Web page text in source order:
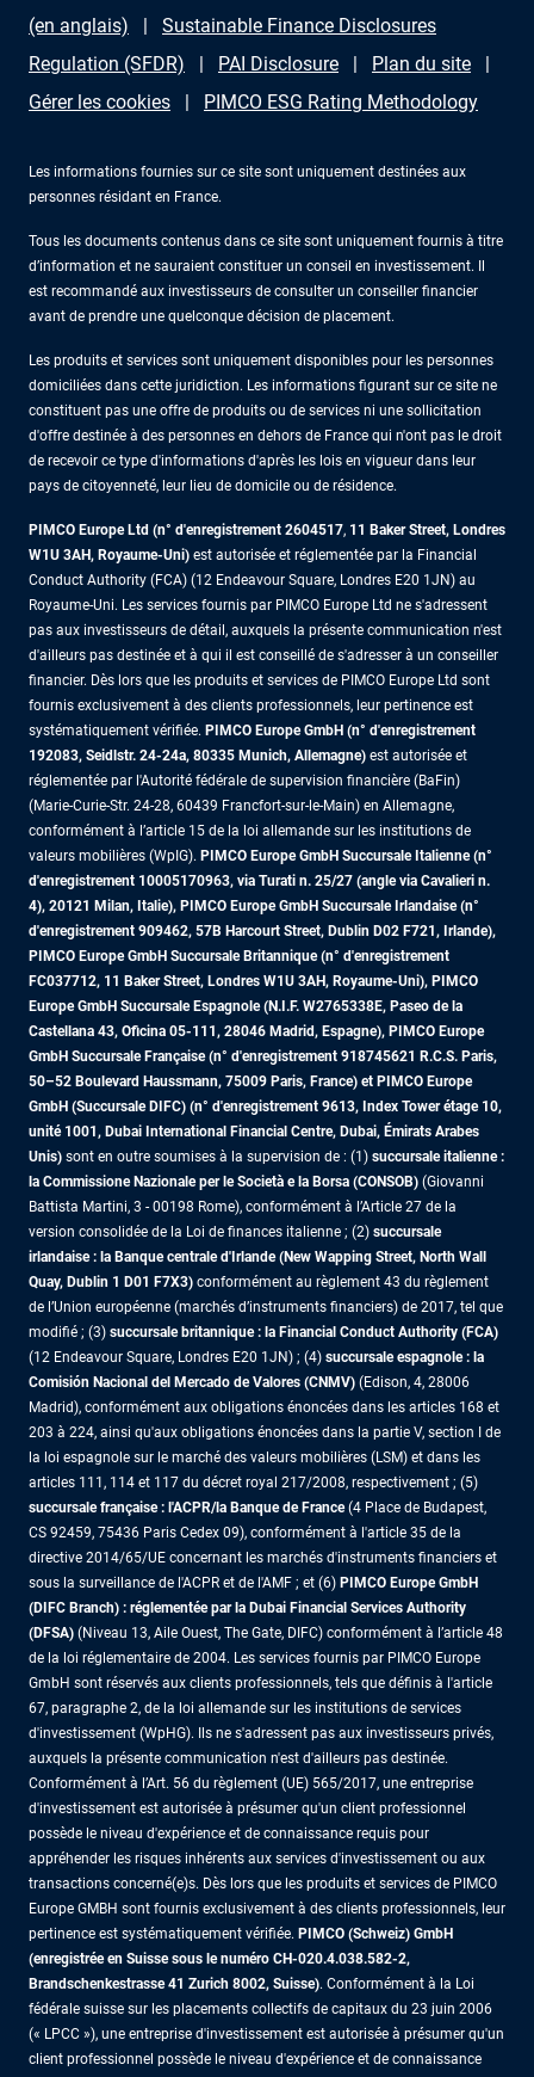
(en anglais)
Sustainable Finance Disclosures
Regulation (SFDR)
PAI Disclosure
Plan du site
Gérer les cookies
PIMCO ESG Rating Methodology
Les informations fournies sur ce site sont uniquement destinées aux
personnes résidant en France.
Tous les documents contenus dans ce site sont uniquement fournis à titre
d’information et ne sauraient constituer un conseil en investissement. Il
est recommandé aux investisseurs de consulter un conseiller financier
avant de prendre une quelconque décision de placement.
Les produits et services sont uniquement disponibles pour les personnes
domiciliées dans cette juridiction. Les informations figurant sur ce site ne
constituent pas une offre de produits ou de services ni une sollicitation
d'offre destinée à des personnes en dehors de France qui n'ont pas le droit
de recevoir ce type d'informations d'après les lois en vigueur dans leur
pays de citoyenneté, leur lieu de domicile ou de résidence.
PIMCO Europe Ltd (n° d'enregistrement 2604517, 11 Baker Street, Londres
W1U 3AH, Royaume-Uni) est autorisée et réglementée par la Financial
Conduct Authority (FCA) (12 Endeavour Square, Londres E20 1JN) au
Royaume-Uni. Les services fournis par PIMCO Europe Ltd ne s'adressent
pas aux investisseurs de détail, auxquels la présente communication n'est
d'ailleurs pas destinée et à qui il est conseillé de s'adresser à un conseiller
financier. Dès lors que les produits et services de PIMCO Europe Ltd sont
fournis exclusivement à des clients professionnels, leur pertinence est
systématiquement vérifiée. PIMCO Europe GmbH (n° d'enregistrement
192083, Seidlstr. 24-24a, 80335 Munich, Allemagne) est autorisée et
réglementée par l'Autorité fédérale de supervision financière (BaFin)
(Marie-Curie-Str. 24-28, 60439 Francfort-sur-le-Main) en Allemagne,
conformément à l’article 15 de la loi allemande sur les institutions de
valeurs mobilières (WpIG). PIMCO Europe GmbH Succursale Italienne (n°
d'enregistrement 10005170963, via Turati n. 25/27 (angle via Cavalieri n.
4), 20121 Milan, Italie), PIMCO Europe GmbH Succursale Irlandaise (n°
d'enregistrement 909462, 57B Harcourt Street, Dublin D02 F721, Irlande),
PIMCO Europe GmbH Succursale Britannique (n° d'enregistrement
FC037712, 11 Baker Street, Londres W1U 3AH, Royaume-Uni), PIMCO
Europe GmbH Succursale Espagnole (N.I.F. W2765338E, Paseo de la
Castellana 43, Oficina 05-111, 28046 Madrid, Espagne), PIMCO Europe
GmbH Succursale Française (n° d'enregistrement 918745621 R.C.S. Paris,
50–52 Boulevard Haussmann, 75009 Paris, France) et PIMCO Europe
GmbH (Succursale DIFC) (n° d'enregistrement 9613, Index Tower étage 10,
unité 1001, Dubai International Financial Centre, Dubai, Émirats Arabes
Unis) sont en outre soumises à la supervision de : (1) succursale italienne :
la Commissione Nazionale per le Società e la Borsa (CONSOB) (Giovanni
Battista Martini, 3 - 00198 Rome), conformément à l’Article 27 de la
version consolidée de la Loi de finances italienne ; (2) succursale
irlandaise : la Banque centrale d'Irlande (New Wapping Street, North Wall
Quay, Dublin 1 D01 F7X3) conformément au règlement 43 du règlement
de l’Union européenne (marchés d’instruments financiers) de 2017, tel que
modifié ; (3) succursale britannique : la Financial Conduct Authority (FCA)
(12 Endeavour Square, Londres E20 1JN) ; (4) succursale espagnole : la
Comisión Nacional del Mercado de Valores (CNMV) (Edison, 4, 28006
Madrid), conformément aux obligations énoncées dans les articles 168 et
203 à 224, ainsi qu'aux obligations énoncées dans la partie V, section I de
la loi espagnole sur le marché des valeurs mobilières (LSM) et dans les
articles 111, 114 et 117 du décret royal 217/2008, respectivement ; (5)
succursale française : l'ACPR/la Banque de France(4 Place de Budapest,
CS 92459, 75436 Paris Cedex 09), conformément à l'article 35 de la
directive 2014/65/UE concernant les marchés d'instruments financiers et
sous la surveillance de l'ACPR et de l'AMF ; et (6) PIMCO Europe GmbH
(DIFC Branch) : réglementée par la Dubai Financial Services Authority
(DFSA) (Niveau 13, Aile Ouest, The Gate, DIFC) conformément à l’article 48
de la loi réglementaire de 2004. Les services fournis par PIMCO Europe
GmbH sont réservés aux clients professionnels, tels que définis à l'article
67, paragraphe 2, de la loi allemande sur les institutions de services
d'investissement (WpHG). Ils ne s'adressent pas aux investisseurs privés,
auxquels la présente communication n'est d'ailleurs pas destinée.
Conformément à l’Art. 56 du règlement (UE) 565/2017, une entreprise
d'investissement est autorisée à présumer qu'un client professionnel
possède le niveau d'expérience et de connaissance requis pour
appréhender les risques inhérents aux services d'investissement ou aux
transactions concerné(e)s. Dès lors que les produits et services de PIMCO
Europe GMBH sont fournis exclusivement à des clients professionnels, leur
pertinence est systématiquement vérifiée. PIMCO (Schweiz) GmbH
(enregistrée en Suisse sous le numéro CH-020.4.038.582-2,
Brandschenkestrasse 41 Zurich 8002, Suisse). Conformément à la Loi
fédérale suisse sur les placements collectifs de capitaux du 23 juin 2006
(« LPCC »), une entreprise d'investissement est autorisée à présumer qu'un
client professionnel possède le niveau d'expérience et de connaissance